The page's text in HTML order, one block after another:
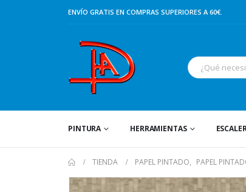
ENVÍO GRATIS EN COMPRAS SUPERIORES A 60€.
PINTURA HERRAMIENTAS
TIENDA PAPEL PINTADO, PAPEL